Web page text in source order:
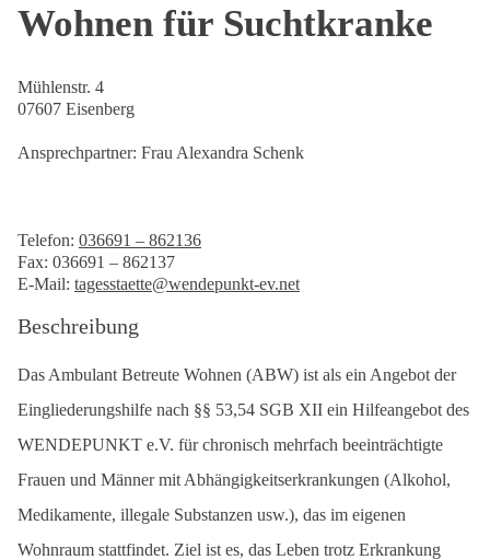
Wohnen für Suchtkranke
Mühlenstr. 4
07607 Eisenberg
Ansprechpartner: Frau Alexandra Schenk
Telefon: 036691 – 862136
Fax: 036691 – 862137
E-Mail: tagesstaette@wendepunkt-ev.net
Beschreibung
Das Ambulant Betreute Wohnen (ABW) ist als ein Angebot der
Eingliederungshilfe nach §§ 53,54 SGB XII ein Hilfeangebot des
WENDEPUNKT e.V. für chronisch mehrfach beeinträchtigte
Frauen und Männer mit Abhängigkeitserkrankungen (Alkohol,
Medikamente, illegale Substanzen usw.), das im eigenen
Wohnraum stattfindet. Ziel ist es, das Leben trotz Erkrankung